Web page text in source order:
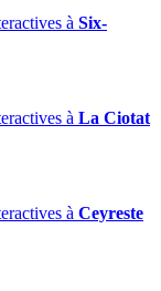
à Six-
à La Ciotat
à Ceyreste